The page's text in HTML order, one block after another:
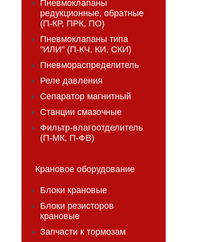
Пневмоклапаны
редукционные, обратные
(П-КР, ПРК, ПО)
Пневмоклапаны типа
"ИЛИ" (П-КЧ, КИ, СКИ)
Пневмораспределитель
Реле давления
Сепаратор магнитный
Станции смазочные
Фильтр-влагоотделитель
(П-МК, П-ФВ)
Крановое оборудование
Блоки крановые
Блоки резисторов
крановые
Запчасти к тормозам